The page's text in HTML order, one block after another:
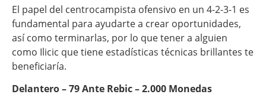
El papel del centrocampista ofensivo en un 4-2-3-1 es
fundamental para ayudarte a crear oportunidades,
así como terminarlas, por lo que tener a alguien
como Ilicic que tiene estadísticas técnicas brillantes te
beneficiaría.
Delantero – 79 Ante Rebic – 2.000 Monedas